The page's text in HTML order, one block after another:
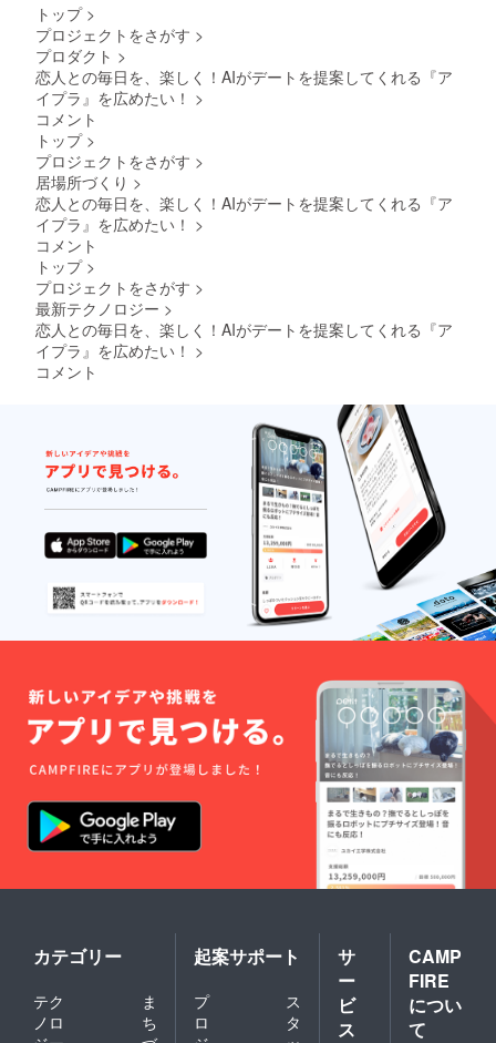
るため
す。 ・
ていた
だいた
ただき
ます。
12月
頃
12：00
～ ・場
所：大
阪orオ
ンライ
ン ・支
援者様
の交通
費や滞
在費：
支援者
様の交
滞在費
は各自
でご負
担くだ
さい。
・支援
者様と
の連絡
方法：
メール
で連絡
しま
しだい
支援者
様にご
連絡さ
せてい
への共
有を発
的措置
を取ら
トの参
加】(オ
ン） ・
詳細：
オンラ
インか
オフラ
インに
てイベ
ントを
開催い
たしま
す。 ・
注意事
項：ほ
かの人
有を発
見させ
ていた
だいた
場合に
は、法
的措置
を取ら
せてい
ます。
・日
時：
12：00
～ ・場
所：大
阪orオ
ンライ
トップ >
プロジェクトをさがす >
プロダクト >
恋人との毎日を、楽しく！AIがデートを提案してくれる『ア
イプラ』を広めたい！ >
コメント
トップ >
プロジェクトをさがす >
居場所づくり >
恋人との毎日を、楽しく！AIがデートを提案してくれる『ア
イプラ』を広めたい！ >
コメント
トップ >
プロジェクトをさがす >
最新テクノロジー >
恋人との毎日を、楽しく！AIがデートを提案してくれる『ア
イプラ』を広めたい！ >
コメント
カテゴリー
テク
ノロ
ま
ち
起案サポート
プ
ロ
ス
タ
サ
ー
ビ
ス
CAMP
FIRE
につい
て